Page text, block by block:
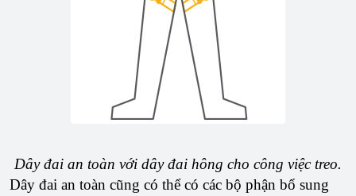
Dây đai an toàn với dây đai hông cho công việc treo.
Dây đai an toàn cũng có thể có các bộ phận bổ sung